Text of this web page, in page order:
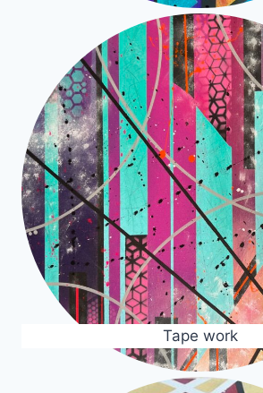
Tape work